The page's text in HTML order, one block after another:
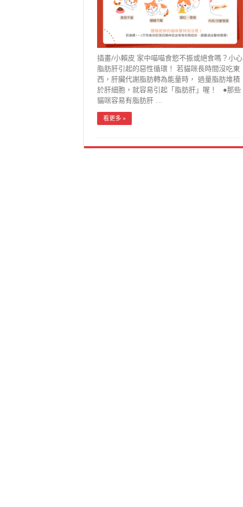
插畫/小賴皮 家中喵喵食慾不振或絕食嗎？小心
脂肪肝引起的惡性循環！ 若貓咪長時間沒吃東
西，肝臟代謝脂肪轉為能量時， 過量脂肪堆積
於肝細胞，就容易引起「脂肪肝」喔！ ●那些
貓咪容易有脂肪肝 …
看更多 »